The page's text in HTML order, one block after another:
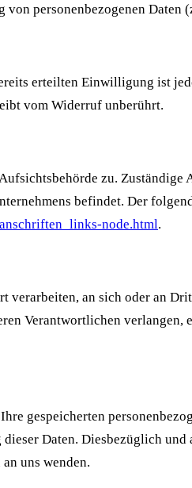
personenbezogenen Daten
erteilten Einwilligung ist
vom Widerruf unberührt.
zu. Zuständige
befindet. Der
node.html.
an sich oder an
Verantwortlichen verlangen,
gespeicherten
Daten. Diesbezüglich und
uns wenden.